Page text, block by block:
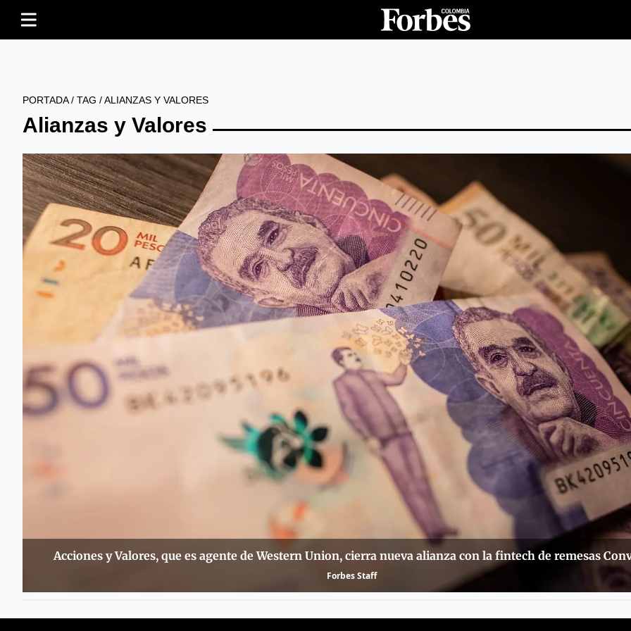
PORTADA/ TAG /ALIANZAS Y VALORES
Alianzas y Valores
Acciones y Valores, que es agente de Western Union, cierra nueva alianza con la fintech de remesas
Forbes Staff